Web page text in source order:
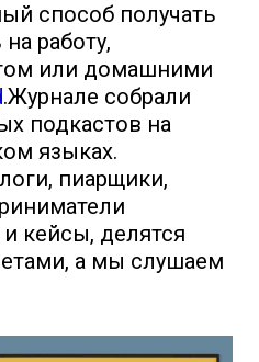
способ получать
работу,
или домашними
.Журнале собрали
подкастов на
языках.
пиарщики,
кейсы, делятся
а мы слушаем